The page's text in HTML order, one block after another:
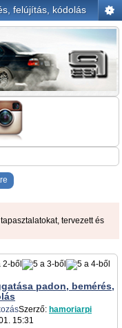
felújítás, kódolás
tervezett és
padon, bemérés,
Szerző: hamoriarpi
15:31